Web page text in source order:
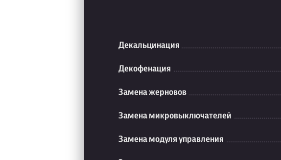
Декальцинация
Декофенация
Замена жерновов
Замена микровыключателей
Замена модуля управления